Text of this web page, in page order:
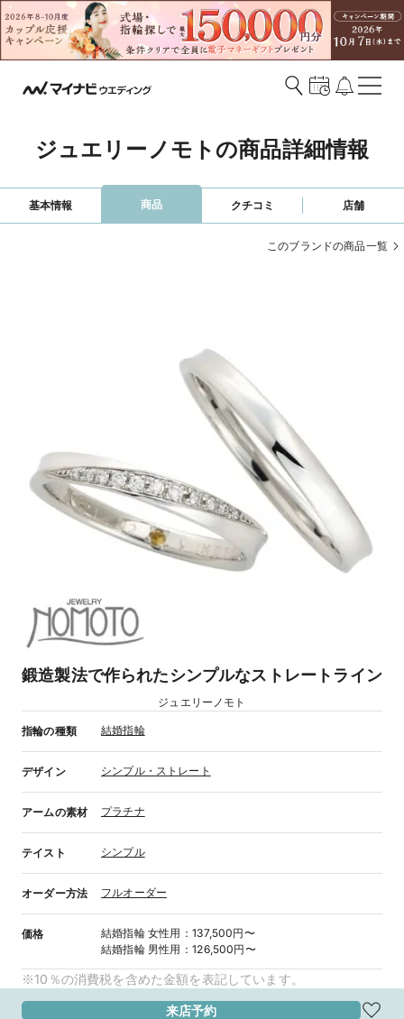
ジュエリーノモトの商品詳細情報
基本情報 商品 クチコミ 店舗
このブランドの商品一覧
鍛造製法で作られたシンプルなストレートライン
ジュエリーノモト
指輪の種類 結婚指輪
デザイン シンプル・ストレート
アームの素材 プラチナ
テイスト シンプル
オーダー方法 フルオーダー
価格 結婚指輪 女性用 ：137,500円〜
結婚指輪 男性用 ：126,500円〜
※10％の消費税を含めた金額を表記しています。
来店予約